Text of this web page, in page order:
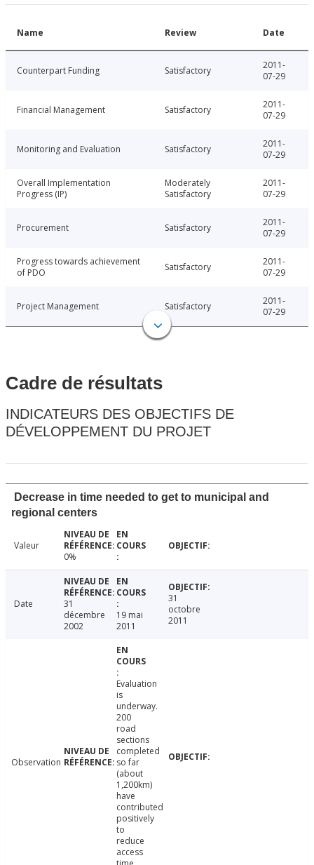
Name Review Date
Counterpart Funding Satisfactory
2011-
07-29
Financial Management Satisfactory
2011-
07-29
Monitoring and Evaluation Satisfactory
2011-
07-29
Overall Implementation
Progress (IP)
Moderately
Satisfactory
2011-
07-29
Procurement Satisfactory
2011-
07-29
Progress towards achievement
of PDO
Satisfactory
2011-
07-29
Project Management Satisfactory
2011-
07-29
Cadre de résultats
INDICATEURS DES OBJECTIFS DE
DÉVELOPPEMENT DU PROJET
Decrease in time needed to get to municipal and
regional centers
Valeur
0%
Date
31
décembre
2002
19 mai
2011
31
octobre
2011
Observation
Evaluation
is
underway.
200
road
sections
completed
so far
(about
1,200km)
have
contributed
positively
to
reduce
access